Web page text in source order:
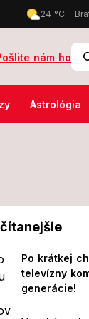
ceste honám ho
Astrológia
Po krátkej
televízny
generácie!